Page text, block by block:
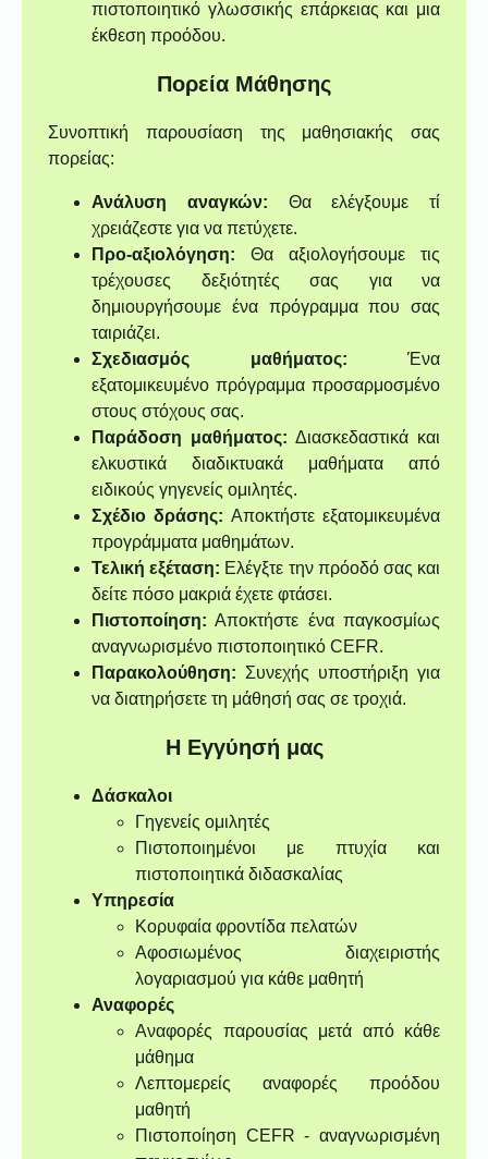
πιστοποιητικό γλωσσικής επάρκειας και μια
έκθεση προόδου.
Πορεία Μάθησης
Συνοπτική παρουσίαση της μαθησιακής σας
πορείας:
Ανάλυση αναγκών: Θα ελέγξουμε τί
χρειάζεστε για να πετύχετε.
Προ-αξιολόγηση: Θα αξιολογήσουμε τις
τρέχουσες δεξιότητές σας για να
δημιουργήσουμε ένα πρόγραμμα που σας
ταιριάζει.
Σχεδιασμός μαθήματος: Ένα
εξατομικευμένο πρόγραμμα προσαρμοσμένο
στους στόχους σας.
Παράδοση μαθήματος: Διασκεδαστικά και
ελκυστικά διαδικτυακά μαθήματα από
ειδικούς γηγενείς ομιλητές.
Σχέδιο δράσης: Αποκτήστε εξατομικευμένα
προγράμματα μαθημάτων.
Τελική εξέταση: Ελέγξτε την πρόοδό σας και
δείτε πόσο μακριά έχετε φτάσει.
Πιστοποίηση: Αποκτήστε ένα παγκοσμίως
αναγνωρισμένο πιστοποιητικό CEFR.
Παρακολούθηση: Συνεχής υποστήριξη για
να διατηρήσετε τη μάθησή σας σε τροχιά.
Η Εγγύησή μας
Δάσκαλοι
Γηγενείς ομιλητές
Πιστοποιημένοι με πτυχία και
πιστοποιητικά διδασκαλίας
Υπηρεσία
Κορυφαία φροντίδα πελατών
Αφοσιωμένος διαχειριστής
λογαριασμού για κάθε μαθητή
Αναφορές
Αναφορές παρουσίας μετά από κάθε
μάθημα
Λεπτομερείς αναφορές προόδου
μαθητή
Πιστοποίηση CEFR - αναγνωρισμένη